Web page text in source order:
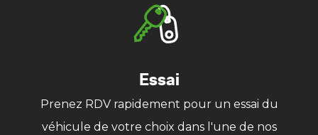
Essai
Prenez RDV rapidement pour un essai du
véhicule de votre choix dans l'une de nos